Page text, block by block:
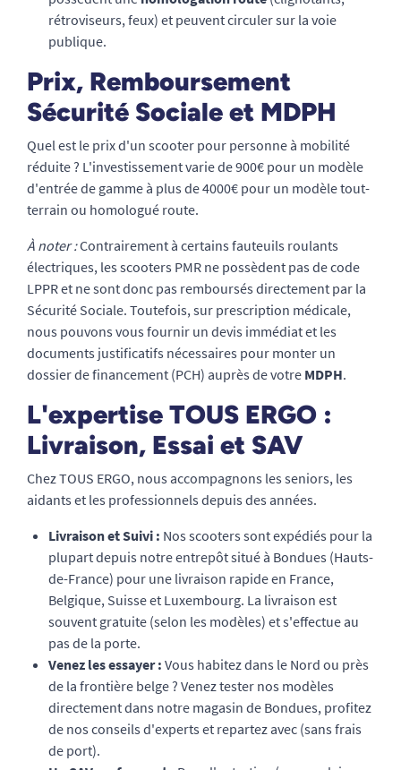
rétroviseurs, feux) et peuvent circuler sur la voie
publique.
Prix, Remboursement
Sécurité Sociale et MDPH
Quel est le prix d'un scooter pour personne à mobilité
réduite ? L'investissement varie de 900€ pour un modèle
d'entrée de gamme à plus de 4000€ pour un modèle tout-
terrain ou homologué route.
À noter :Contrairement à certains fauteuils roulants
électriques, les scooters PMR ne possèdent pas de code
LPPR et ne sont donc pas remboursés directement par la
Sécurité Sociale. Toutefois, sur prescription médicale,
nous pouvons vous fournir un devis immédiat et les
documents justificatifs nécessaires pour monter un
dossier de financement (PCH) auprès de votre MDPH.
L'expertise TOUS ERGO :
Livraison, Essai et SAV
Chez TOUS ERGO, nous accompagnons les seniors, les
aidants et les professionnels depuis des années.
Livraison et Suivi : Nos scooters sont expédiés pour la
plupart depuis notre entrepôt situé à Bondues (Hauts-
de-France) pour une livraison rapide en France,
Belgique, Suisse et Luxembourg. La livraison est
souvent gratuite (selon les modèles) et s'effectue au
pas de la porte.
Venez les essayer : Vous habitez dans le Nord ou près
de la frontière belge ? Venez tester nos modèles
directement dans notre magasin de Bondues, profitez
de nos conseils d'experts et repartez avec (sans frais
de port).